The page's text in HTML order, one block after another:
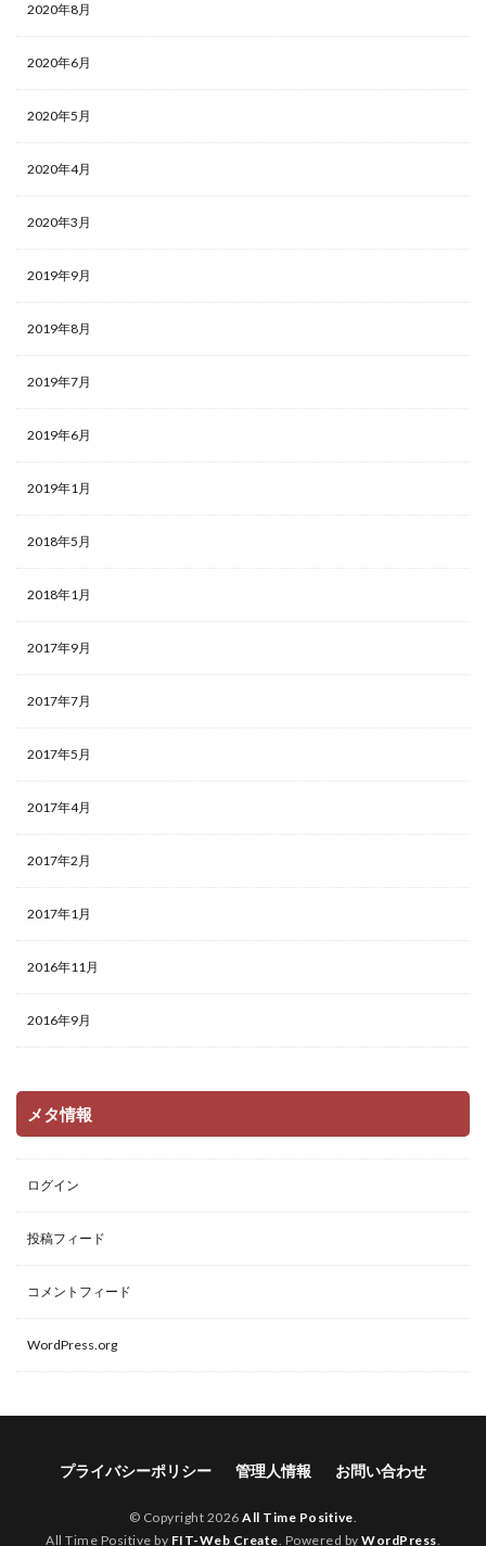
2020年8月
2020年6月
2020年5月
2020年4月
2020年3月
2019年9月
2019年8月
2019年7月
2019年6月
2019年1月
2018年5月
2018年1月
2017年9月
2017年7月
2017年5月
2017年4月
2017年2月
2017年1月
2016年11月
2016年9月
メタ情報
ログイン
投稿フィード
コメントフィード
WordPress.org
プライバシーポリシー 管理人情報 お問い合わせ
© Copyright 2026All Time Positive.
All Time Positive by FIT-Web Create. Powered by WordPress.